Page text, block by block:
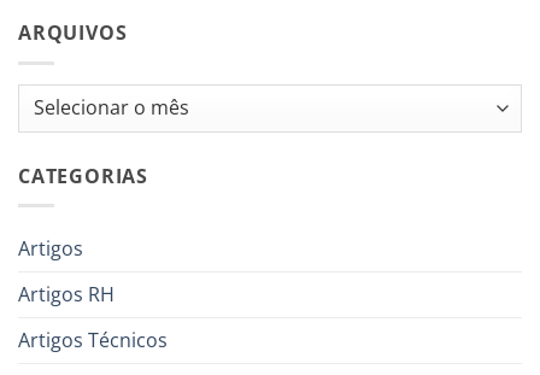
ARQUIVOS
Arquivos
CATEGORIAS
Artigos
Artigos RH
Artigos Técnicos